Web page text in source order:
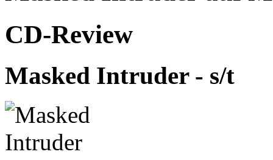
CD-Review
Masked Intruder- s/t